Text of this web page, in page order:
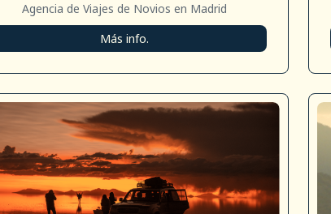
Agencia de Viajes de Novios en Madrid
Más info.